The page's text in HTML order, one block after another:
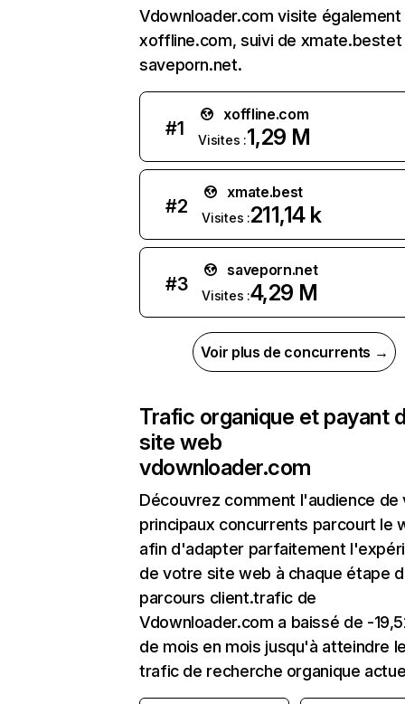
Vdownloader.com visite également
xoffline.com, suivi de xmate.bestet
saveporn.net.
#1
xoffline.com
Visites :1,29 M
#2
xmate.best
Visites :211,14 k
#3
saveporn.net
Visites :4,29 M
Voir plus de concurrents →
Trafic organique et payant
site web
vdownloader.com
Découvrez comment l'audience de
principaux concurrents parcourt le
afin d'adapter parfaitement
de votre site web à chaque étape
parcours client.trafic de
Vdownloader.com a baissé de -
de mois en mois jusqu'à atteindre
trafic de recherche organique